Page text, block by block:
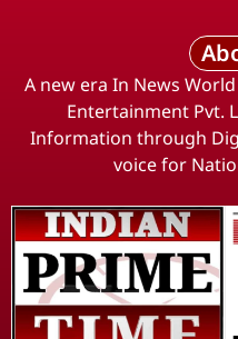
A new era In News
Entertainment Pvt.
Information through
voice for